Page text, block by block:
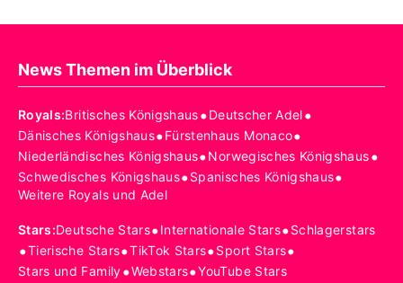
News Themen im Überblick
Royals:Britisches Königshaus•Deutscher Adel•
Dänisches Königshaus•Fürstenhaus Monaco•
Niederländisches Königshaus•Norwegisches Königshaus•
Schwedisches Königshaus•Spanisches Königshaus•
Weitere Royals und Adel
Stars:Deutsche Stars•Internationale Stars•Schlagerstars
•Tierische Stars•TikTok Stars•Sport Stars•
Stars und Family•Webstars•YouTube Stars